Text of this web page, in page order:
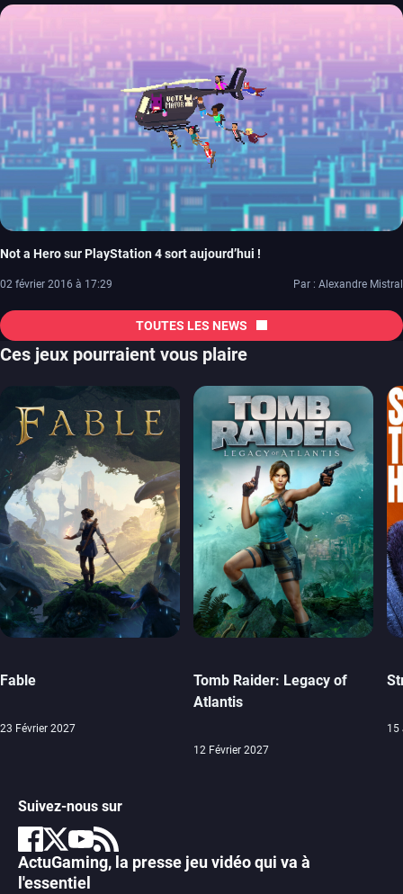
Not a Hero sur PlayStation 4 sort aujourd’hui !
02 février 2016 à 17:29 Par : Alexandre Mistral
TOUTES LES NEWS
Ces jeux pourraient vous plaire
Fable
23 Février 2027
Tomb Raider: Legacy of
Atlantis
12 Février 2027
15
Suivez-nous sur
ActuGaming, la presse jeu vidéo qui va à
l'essentiel